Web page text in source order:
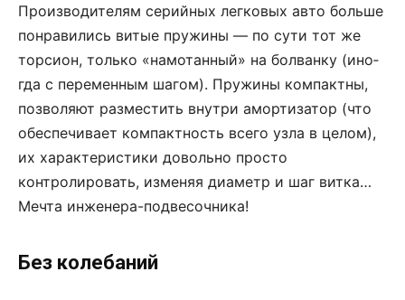
Про­из­во­ди­те­лям се­рий­ных лег­ко­вых ав­то боль­ше
по­нра­ви­лись ви­тые пру­жи­ны — по су­ти тот же
тор­си­он, толь­ко «на­мо­тан­ный» на бол­ван­ку (ино­
гда с пе­ре­мен­ным ша­гом). Пру­жи­ны ком­пакт­ны,
поз­во­ля­ют раз­ме­с­тить вну­т­ри амор­ти­за­тор (что
обес­пе­чи­ва­ет ком­пакт­ность все­го уз­ла в це­лом),
их ха­рак­те­ри­с­ти­ки до­воль­но про­сто
контролировать, из­ме­няя ди­а­метр и шаг вит­ка…
Меч­та инже­не­ра-под­ве­соч­ни­ка!
Без колебаний